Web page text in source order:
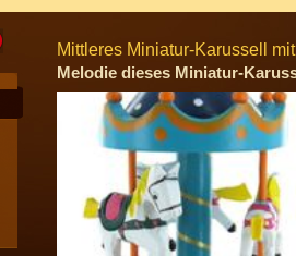
Mittleres Miniatur-Karussell
Melodie dieses Miniatur-